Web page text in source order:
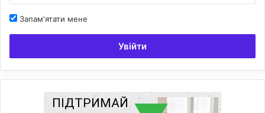
Запам'ятати мене
Увійти